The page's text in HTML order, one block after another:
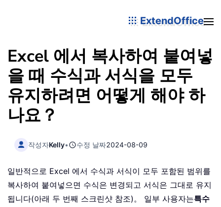
ExtendOffice
Excel 에서 복사하여 붙여넣
을 때 수식과 서식을 모두
유지하려면 어떻게 해야 하
나요？
작성자Kelly• 수정 날짜2024-08-09
일반적으로 Excel 에서 수식과 서식이 모두 포함된 범위를
복사하여 붙여넣으면 수식은 변경되고 서식은 그대로 유지
됩니다(아래 두 번째 스크린샷 참조)。 일부 사용자는특수